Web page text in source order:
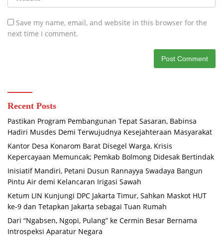
Save my name, email, and website in this browser for the
next time I comment.
Recent Posts
Pastikan Program Pembangunan Tepat Sasaran, Babinsa
Hadiri Musdes Demi Terwujudnya Kesejahteraan Masyarakat
Kantor Desa Konarom Barat Disegel Warga, Krisis
Kepercayaan Memuncak; Pemkab Bolmong Didesak Bertindak
Inisiatif Mandiri, Petani Dusun Rannayya Swadaya Bangun
Pintu Air demi Kelancaran Irigasi Sawah
Ketum LIN Kunjungi DPC Jakarta Timur, Sahkan Maskot HUT
ke-9 dan Tetapkan Jakarta sebagai Tuan Rumah
Dari “Ngabsen, Ngopi, Pulang” ke Cermin Besar Bernama
Introspeksi Aparatur Negara